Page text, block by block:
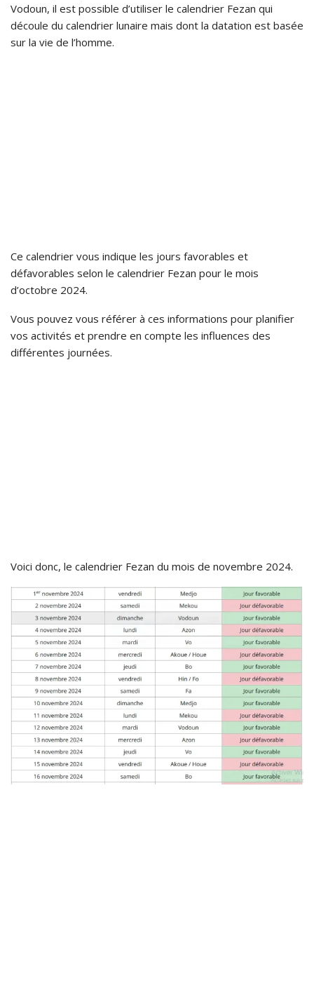
Vodoun, il est possible d’utiliser le calendrier Fezan qui
découle du calendrier lunaire mais dont la datation est basée
sur la vie de l’homme.
Ce calendrier vous indique les jours favorables et
défavorables selon le calendrier Fezan pour le mois
d’octobre 2024.
Vous pouvez vous référer à ces informations pour planifier
vos activités et prendre en compte les influences des
différentes journées.
Voici donc, le calendrier Fezan du mois de novembre 2024.